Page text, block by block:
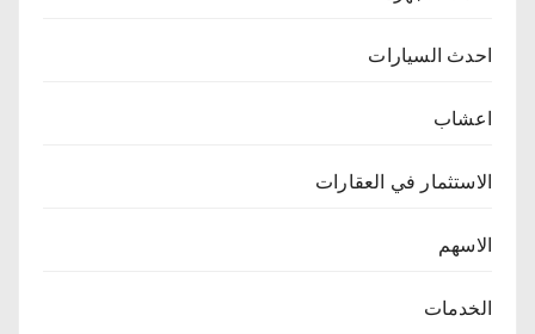
احدث السيارات
اعشاب
الاستثمار في العقارات
الاسهم
الخدمات